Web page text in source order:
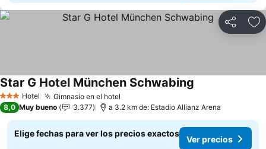
Compartir
3 Estrellas
Hotel Gimnasio en el hotel
Star G Hotel München Schwabing
8,0 Muy bueno 3.377 a 3.2 km de: Estadio Allianz Arena
Elige fechas para ver los precios exactos
Ver precios